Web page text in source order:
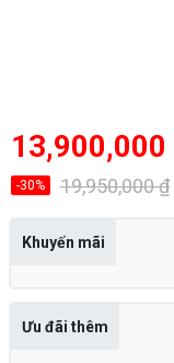
19,950,000₫
Giá
gốc
19,950,000 ₫.
13,900,000
Giá
hiện
là:
13,900,000 ₫.
-30%
Khuyến mãi
Ưu đãi thêm